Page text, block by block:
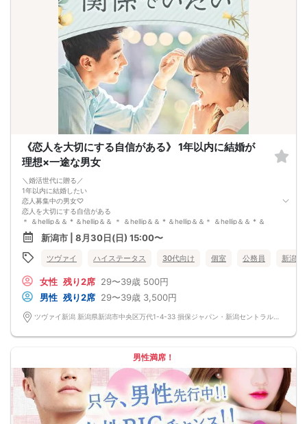
《恋人を大切にする自信がある》 1年以内に結婚が
理想×一途な男女
＼婚活世代に贈る／
1年以内に結婚したい
恋人募集中の男女♡
恋人を大切にする自信がある
＊ ＆hellip＆＆ * ＆hellip＆＆ ＊ ＆hellip＆＆ * ＆hellip＆＆＊ ＆hellip＆＆ * ＆
hellip＆＆ ＊ ＆hellip＆＆ * ＆hellip＆＆ ＊
・一途な性格でずっと大事に想える自信がある
・辛い時もそばで寄り添っていく自信がある
・家事・育児を分担できる自信がある
＊ ＆hellip＆＆ * ＆hellip＆＆ ＊ ＆hellip＆＆ * ＆hellip＆＆＊ ＆hellip＆＆ * ＆
hellip＆＆ ＊ ＆hellip＆＆ * ＆hellip＆＆ ＊
上記に当てはまる方を募集中！
将来のパートナーを見つける出会いを♡
新潟市 | 8月30日(日) 15:00〜
ツヴァイ ハイステータス 30代向け 個室 公務員 新潟県
女性 残り2席 29〜39歳 500円
男性 残り2席 29〜39歳 3,500円
男性満席！